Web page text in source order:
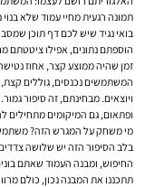
תמונה רגעית מחיי עמוד שלא בנוי
בואי נגיד שיש לכם דף תוכן
הוספתם נתונים, אפילו
זמן שהיה ממוצע קצר, אחוז
המשתמשים נכנסים, גוללים
ויוצאים. מבחינתם, זה סיפור
ופתאום, גם המיקומים מתחילים
מי משחק על המגרש הזה?
בלב הסיפור הזה יש שלושה
החיפוש, ומבנה העמוד שאתם
תתכננו את המבנה נכון, כולם